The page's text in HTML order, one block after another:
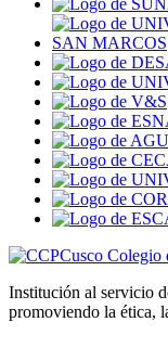
Colegio
Institución al servicio
promoviendo la ética,